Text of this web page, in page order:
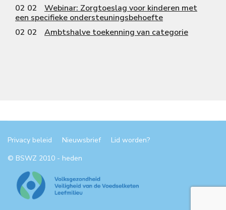
02 02
Webinar: Zorgtoeslag voor kinderen met
een specifieke ondersteuningsbehoefte
02 02
Ambtshalve toekenning van categorie
Privacy beleid Nieuwsbrief
Lid worden?
© BSWZ 2010 - heden